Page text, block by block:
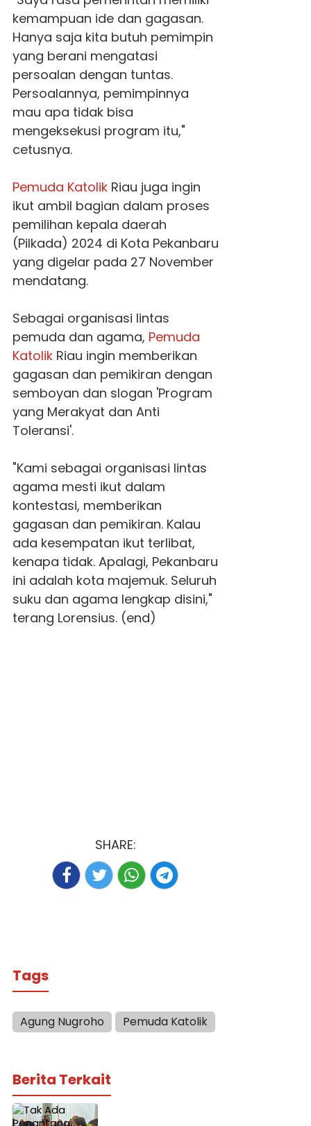
kemampuan ide dan gagasan.
Hanya saja kita butuh pemimpin
yang berani mengatasi
persoalan dengan tuntas.
Persoalannya, pemimpinnya
mau apa tidak bisa
mengeksekusi program itu,"
cetusnya.
Pemuda KatolikRiau juga ingin
ikut ambil bagian dalam proses
pemilihan kepala daerah
(Pilkada) 2024 di Kota Pekanbaru
yang digelar pada 27 November
mendatang.
Sebagai organisasi lintas
pemuda dan agama, Pemuda
KatolikRiau ingin memberikan
gagasan dan pemikiran dengan
semboyan dan slogan 'Program
yang Merakyat dan Anti
Toleransi'.
"Kami sebagai organisasi lintas
agama mesti ikut dalam
kontestasi, memberikan
gagasan dan pemikiran. Kalau
ada kesempatan ikut terlibat,
kenapa tidak. Apalagi, Pekanbaru
ini adalah kota majemuk. Seluruh
suku dan agama lengkap disini,"
terang Lorensius. (end)
SHARE:
Tags
Agung Nugroho Pemuda Katolik
Berita Terkait